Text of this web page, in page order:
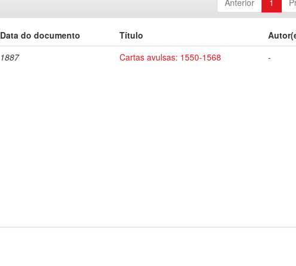
Anterior 1
Data do documento Título
1887
Cartas avulsas: 1550-1568 -